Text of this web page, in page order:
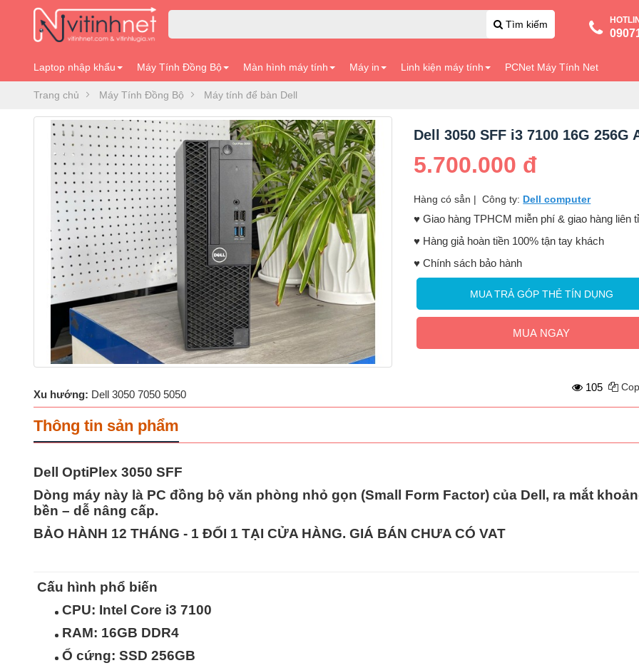
Tìm kiếm
Laptop nhập khẩu Máy Tính Đồng Bộ Màn hình máy tính Máy in Linh kiện máy tính PCNet Máy Tính Net
Trang chủ Máy Tính Đồng Bộ Máy tính để bàn Dell
Dell 3050 SFF i3 7100 16G 256G
5.700.000 đ
Hàng có sẳn |Công ty: Dell computer
♥️ Giao hàng TPHCM miễn phí & giao hàng liên
♥️ Hàng giả hoàn tiền 100% tận tay khách
♥️ Chính sách bảo hành
MUA TRẢ GÓP THẺ TÍN DỤNG
MUA NGAY
Xu hướng: Dell 3050 7050 5050
105
Thông tin sản phẩm
Dell OptiPlex 3050 SFF
Dòng máy này là PC đồng bộ văn phòng nhỏ gọn (Small Form Factor) của Dell, ra mắt
bền – dễ nâng cấp.
BẢO HÀNH 12 THÁNG - 1 ĐỔI 1 TẠI CỬA HÀNG. GIÁ BÁN CHƯA CÓ VAT
Cấu hình phổ biến
CPU: Intel Core i3 7100
RAM: 16GB DDR4
Ổ cứng: SSD 256GB